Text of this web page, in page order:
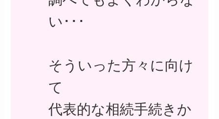
い･･･
そういった方々に向け
て
代表的な相続手続きか